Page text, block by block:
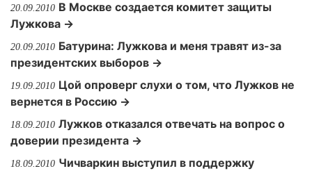
20.09.2010 В Москве создается комитет защиты
Лужкова →
20.09.2010 Батурина: Лужкова и меня травят из-за
президентских выборов →
19.09.2010 Цой опроверг слухи о том, что Лужков не
вернется в Россию →
18.09.2010 Лужков отказался отвечать на вопрос о
доверии президента →
18.09.2010 Чичваркин выступил в поддержку